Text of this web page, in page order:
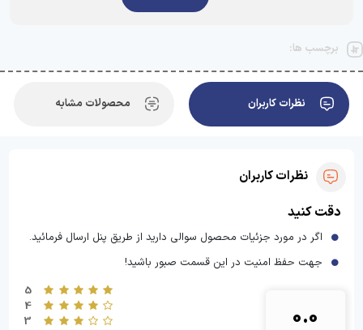
برچسب ها:
نظرات کاربران محصولات مشابه
نظرات کاربران
دقت کنید
اگر در مورد جزئیات محصول سوالی دارید از طریق پنل ارسال فرمائید.
جهت حفظ امنیت در این قسمت صبور باشید!
0.0
5
4
3